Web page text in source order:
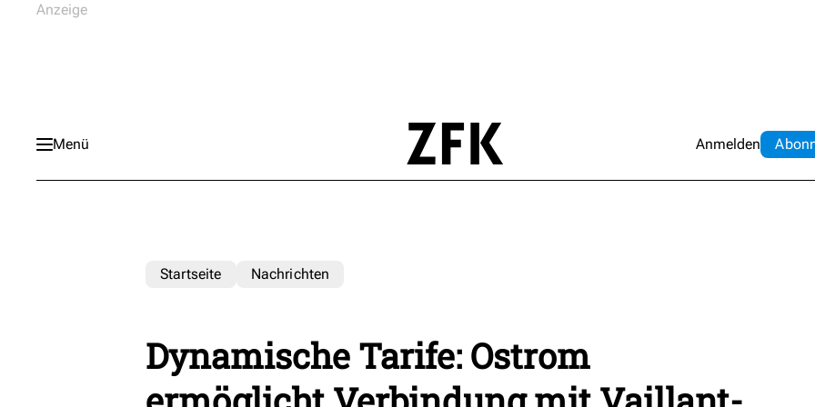
Menü Anmelden Abo
Startseite Nachrichten
Dynamische Tarife: Ostrom